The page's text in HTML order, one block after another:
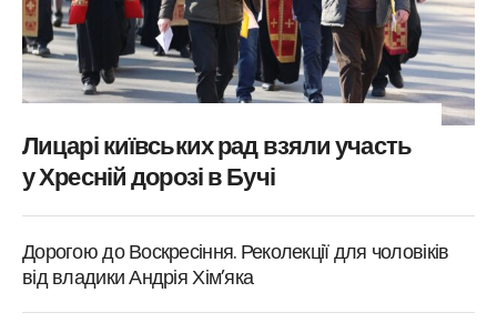
Лицарі київських рад взяли участь
у Хресній дорозі в Бучі
Дорогою до Воскресіння. Реколекції для чоловіків
від владики Андрія Хім’яка